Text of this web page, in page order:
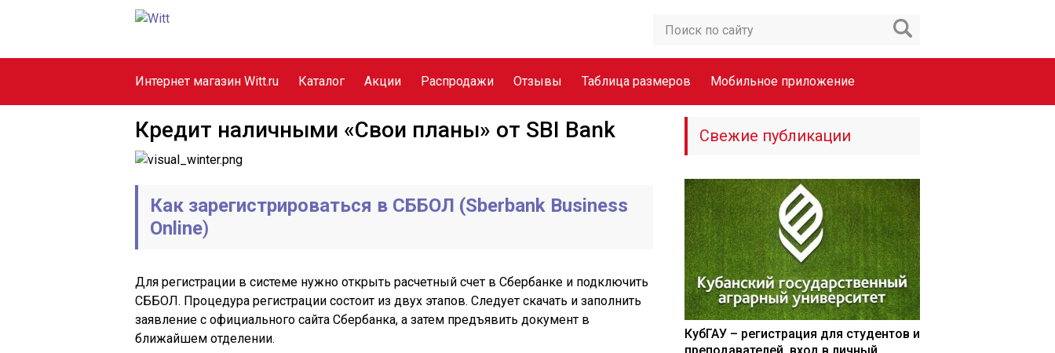
Интернет магазин Witt.ru Каталог Акции Распродажи Отзывы Таблица размеров Мобильное приложение
Кредит наличными «Свои планы» от SBI Bank
Как зарегистрироваться в СББОЛ (Sberbank Business
Online)
Для регистрации в системе нужно открыть расчетный счет в Сбербанке и подключить
СББОЛ. Процедура регистрации состоит из двух этапов. Следует скачать и заполнить
заявление с официального сайта Сбербанка, а затем предъявить документ в
ближайшем отделении.
Свежие публикации
КубГАУ – регистрация для студентов и